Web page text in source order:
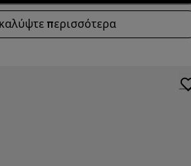
περισσότερα